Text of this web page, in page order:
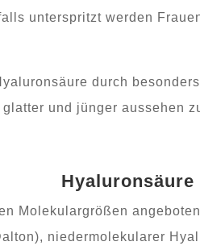
unterspritzt werden
durch
und jünger aussehen
Molekulargrößen
niedermolekularer